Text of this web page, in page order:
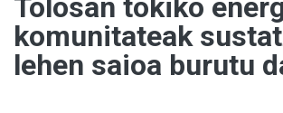
Tolosan tokiko
komunitateak
lehen saioa burutu